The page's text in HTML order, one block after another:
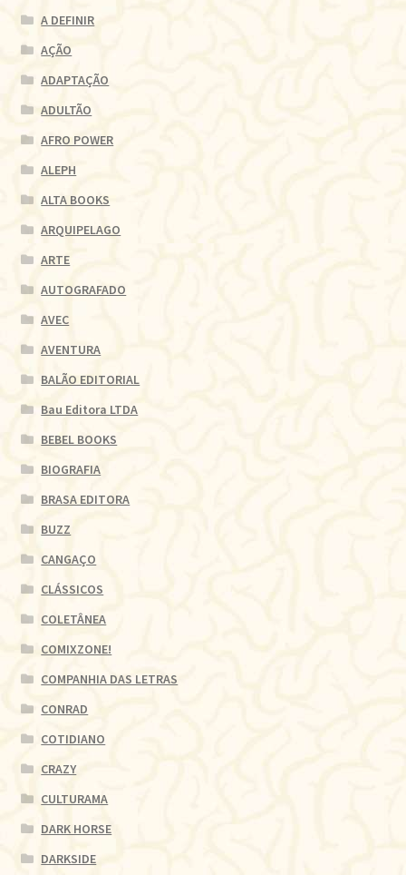
A DEFINIR
AÇÃO
ADAPTAÇÃO
ADULTÃO
AFRO POWER
ALEPH
ALTA BOOKS
ARQUIPELAGO
ARTE
AUTOGRAFADO
AVEC
AVENTURA
BALÃO EDITORIAL
Bau Editora LTDA
BEBEL BOOKS
BIOGRAFIA
BRASA EDITORA
BUZZ
CANGAÇO
CLÁSSICOS
COLETÂNEA
COMIXZONE!
COMPANHIA DAS LETRAS
CONRAD
COTIDIANO
CRAZY
CULTURAMA
DARK HORSE
DARKSIDE